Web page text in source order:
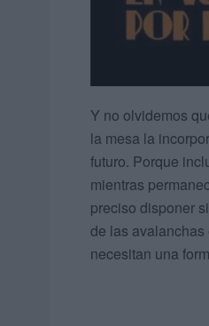
Y no olvidemos
la mesa la
futuro. Porque
mientras
preciso disponer
de las
necesitan una